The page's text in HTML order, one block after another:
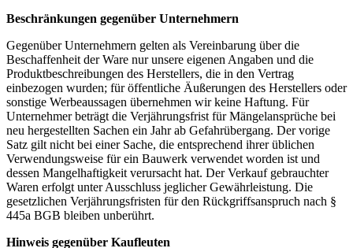
Beschränkungen gegenüber Unternehmern
Gegenüber Unternehmern gelten als Vereinbarung über die
Beschaffenheit der Ware nur unsere eigenen Angaben und die
Produktbeschreibungen des Herstellers, die in den Vertrag
einbezogen wurden; für öffentliche Äußerungen des Herstellers oder
sonstige Werbeaussagen übernehmen wir keine Haftung. Für
Unternehmer beträgt die Verjährungsfrist für Mängelansprüche bei
neu hergestellten Sachen ein Jahr ab Gefahrübergang. Der vorige
Satz gilt nicht bei einer Sache, die entsprechend ihrer üblichen
Verwendungsweise für ein Bauwerk verwendet worden ist und
dessen Mangelhaftigkeit verursacht hat. Der Verkauf gebrauchter
Waren erfolgt unter Ausschluss jeglicher Gewährleistung. Die
gesetzlichen Verjährungsfristen für den Rückgriffsanspruch nach §
445a BGB bleiben unberührt.
Hinweis gegenüber Kaufleuten